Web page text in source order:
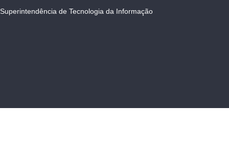
Superintendência de Tecnologia da Informação